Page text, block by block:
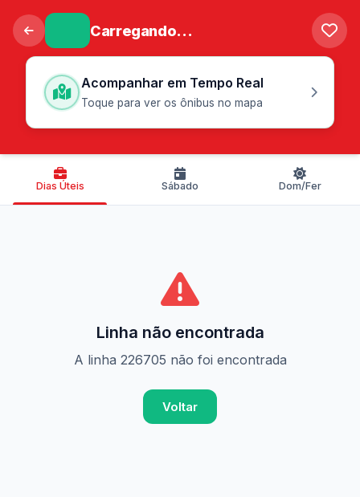
Carregando...
Acompanhar em Tempo Real
Toque para ver os ônibus no mapa
Dias Úteis Sábado Dom/Fer
Linha não encontrada
A linha 226705 não foi encontrada
Voltar